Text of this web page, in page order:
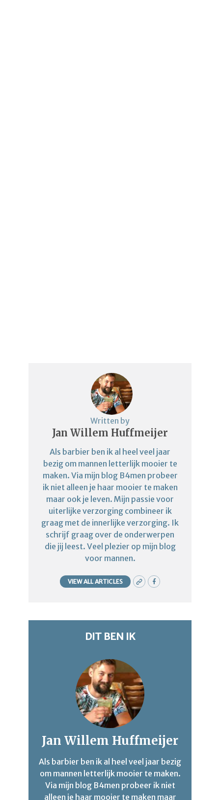
Written by
Jan Willem Huffmeijer
Als barbier ben ik al heel veel jaar
bezig om mannen letterlijk mooier te
maken. Via mijn blog B4men probeer
ik niet alleen je haar mooier te maken
maar ook je leven. Mijn passie voor
uiterlijke verzorging combineer ik
graag met de innerlijke verzorging. Ik
schrijf graag over de onderwerpen
die jij leest. Veel plezier op mijn blog
voor mannen.
VIEW ALL ARTICLES
DIT BEN IK
Jan Willem Huffmeijer
Als barbier ben ik al heel veel jaar bezig
om mannen letterlijk mooier te maken.
Via mijn blog B4men probeer ik niet
alleen je haar mooier te maken maar